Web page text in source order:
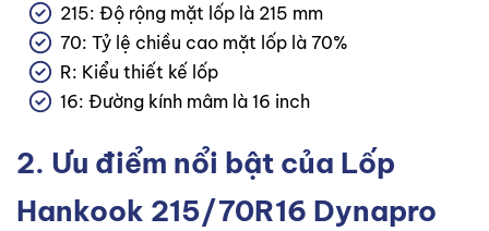
215: Độ rộng mặt lốp là 215 mm
70: Tỷ lệ chiều cao mặt lốp là 70%
R: Kiểu thiết kế lốp
16: Đường kính mâm là 16 inch
2. Ưu điểm nổi bật của Lốp
Hankook 215/70R16 Dynapro